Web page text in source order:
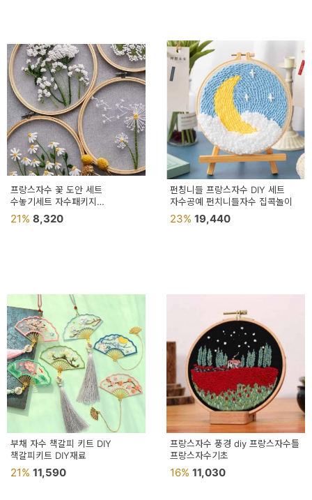
수
예
베
스
트
모
자
이
획
전
이
벤
트
기
획
프랑스자수 꽃 도안 세트
수놓기세트 자수패키지
십자수패키지
21% 8,320
펀칭니들 프랑스자수 DIY 세트
자수공예 펀치니들자수 집콕놀이
23% 19,440
부채 자수 책갈피 키트 DIY
책갈피키트 DIY재료
21% 11,590
프랑스자수 풍경 diy 프랑스자수틀
프랑스자수기초
16% 11,030